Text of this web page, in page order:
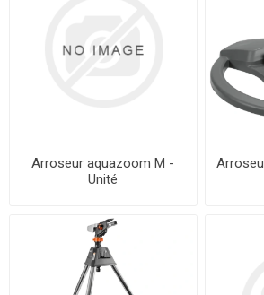
Arroseur aquazoom M -
Unité